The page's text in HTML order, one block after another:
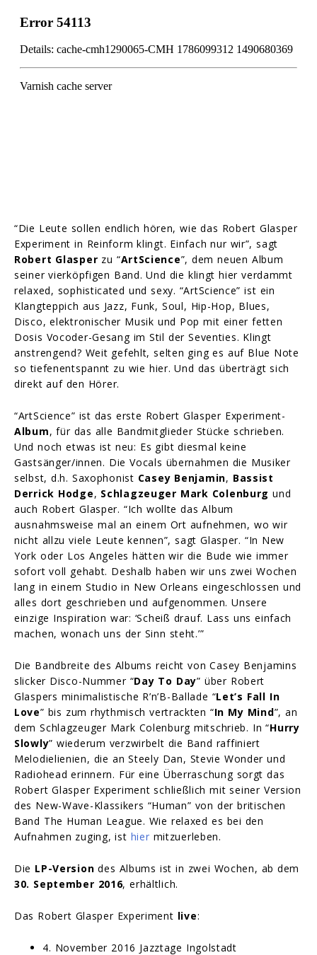
“Die Leute sollen endlich hören, wie das Robert Glasper
Experiment in Reinform klingt. Einfach nur wir”, sagt
Robert Glasper zu “ArtScience”, dem neuen Album
seiner vierköpfigen Band. Und die klingt hier verdammt
relaxed, sophisticated und sexy. “ArtScience” ist ein
Klangteppich aus Jazz, Funk, Soul, Hip-Hop, Blues,
Disco, elektronischer Musik und Pop mit einer fetten
Dosis Vocoder-Gesang im Stil der Seventies. Klingt
anstrengend? Weit gefehlt, selten ging es auf Blue Note
so tiefenentspannt zu wie hier. Und das überträgt sich
direkt auf den Hörer.
“ArtScience” ist das erste Robert Glasper Experiment-
Album, für das alle Bandmitglieder Stücke schrieben.
Und noch etwas ist neu: Es gibt diesmal keine
Gastsänger/innen. Die Vocals übernahmen die Musiker
selbst, d.h. Saxophonist Casey Benjamin, Bassist
Derrick Hodge, Schlagzeuger Mark Colenburg und
auch Robert Glasper. “Ich wollte das Album
ausnahmsweise mal an einem Ort aufnehmen, wo wir
nicht allzu viele Leute kennen”, sagt Glasper. “In New
York oder Los Angeles hätten wir die Bude wie immer
sofort voll gehabt. Deshalb haben wir uns zwei Wochen
lang in einem Studio in New Orleans eingeschlossen und
alles dort geschrieben und aufgenommen. Unsere
einzige Inspiration war: ‘Scheiß drauf. Lass uns einfach
machen, wonach uns der Sinn steht.’”
Die Bandbreite des Albums reicht von Casey Benjamins
slicker Disco-Nummer “Day To Day” über Robert
Glaspers minimalistische R’n’B-Ballade “Let’s Fall In
Love” bis zum rhythmisch vertrackten “In My Mind”, an
dem Schlagzeuger Mark Colenburg mitschrieb. In “Hurry
Slowly” wiederum verzwirbelt die Band raffiniert
Melodielienien, die an Steely Dan, Stevie Wonder und
Radiohead erinnern. Für eine Überraschung sorgt das
Robert Glasper Experiment schließlich mit seiner Version
des New-Wave-Klassikers “Human” von der britischen
Band The Human League. Wie relaxed es bei den
Aufnahmen zuging, ist hier mitzuerleben.
Die LP-Version des Albums ist in zwei Wochen, ab dem
30. September 2016, erhältlich.
Das Robert Glasper Experiment live:
4. November 2016 Jazztage Ingolstadt